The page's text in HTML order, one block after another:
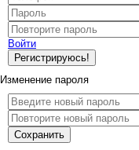
Войти
Регистрируюсь!
Изменение пароля
Сохранить